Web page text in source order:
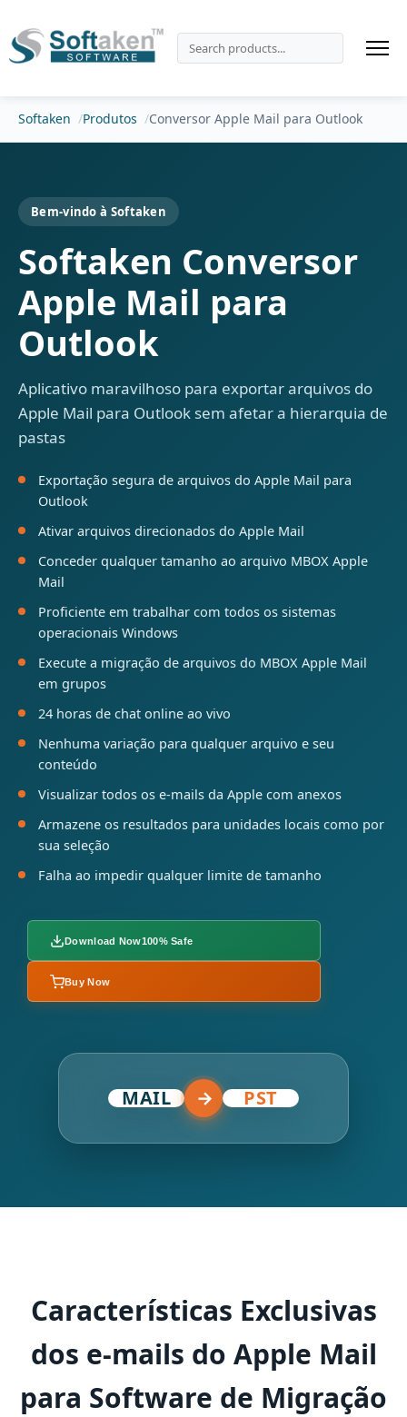
Softaken Produtos Conversor Apple Mail para Outlook
Bem-vindo à Softaken
Softaken Conversor
Apple Mail para
Outlook
Aplicativo maravilhoso para exportar arquivos do
Apple Mail para Outlook sem afetar a hierarquia de
pastas
Exportação segura de arquivos do Apple Mail para
Outlook
Ativar arquivos direcionados do Apple Mail
Conceder qualquer tamanho ao arquivo MBOX Apple
Mail
Proficiente em trabalhar com todos os sistemas
operacionais Windows
Execute a migração de arquivos do MBOX Apple Mail
em grupos
24 horas de chat online ao vivo
Nenhuma variação para qualquer arquivo e seu
conteúdo
Visualizar todos os e-mails da Apple com anexos
Armazene os resultados para unidades locais como por
sua seleção
Falha ao impedir qualquer limite de tamanho
Download Now100% Safe
Buy Now
MAIL → PST
Características Exclusivas
dos e-mails do Apple Mail
para Software de Migração